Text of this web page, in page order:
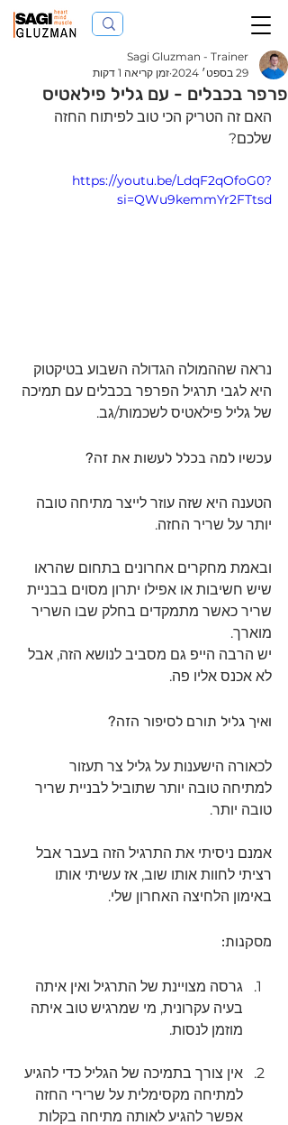
פרפר בכבלים - עם גליל פילאטיס
Sagi Gluzman - Trainer
29 בספט׳ 2024
זמן קריאה 1 דקות
האם זה הטריק הכי טוב לפיתוח החזה
שלכם?
https://youtu.be/LdqF2qOfoG0?
si=QWu9kemmYr2FTtsd
נראה שההמולה הגדולה השבוע בטיקטוק
היא לגבי תרגיל הפרפר בכבלים עם תמיכה
של גליל פילאטיס לשכמות/גב.
עכשיו למה בכלל לעשות את זה?
הטענה היא שזה עוזר לייצר מתיחה טובה
יותר על שריר החזה.
ובאמת מחקרים אחרונים בתחום שהראו
שיש חשיבות או אפילו יתרון מסוים בבניית
שריר כאשר מתמקדים בחלק שבו השריר
מוארך.
יש הרבה הייפ גם מסביב לנושא הזה, אבל
לא אכנס אליו פה.
ואיך גליל תורם לסיפור הזה?
לכאורה הישענות על גליל צר תעזור
למתיחה טובה יותר שתוביל לבניית שריר
טובה יותר.
אמנם ניסיתי את התרגיל הזה בעבר אבל
רציתי לחוות אותו שוב, אז עשיתי אותו
באימון הלחיצה האחרון שלי.
מסקנות:
גרסה מצויינת של התרגיל ואין איתה
בעיה עקרונית, מי שמרגיש טוב איתה
מוזמן לנסות.
אין צורך בתמיכה של הגליל כדי להגיע
למתיחה מקסימלית על שרירי החזה
אפשר להגיע לאותה מתיחה בקלות